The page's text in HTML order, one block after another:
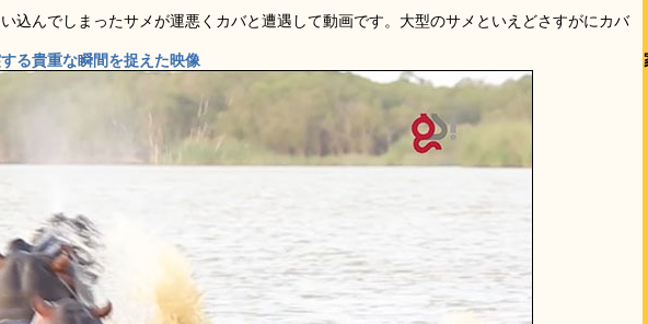
込んでしまったサメが運悪くカバと遭遇して動画です。大型のサメといえどさすがにカバ
る貴重な瞬間を捉えた映像